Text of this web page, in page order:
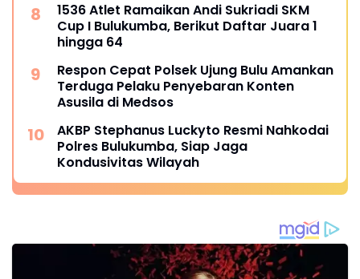
1536 Atlet Ramaikan Andi Sukriadi SKM
Cup I Bulukumba, Berikut Daftar Juara 1
hingga 64
Respon Cepat Polsek Ujung Bulu Amankan
Terduga Pelaku Penyebaran Konten
Asusila di Medsos
AKBP Stephanus Luckyto Resmi Nahkodai
Polres Bulukumba, Siap Jaga
Kondusivitas Wilayah